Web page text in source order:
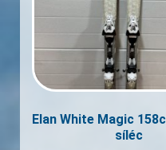
Elan White Magic
síléc